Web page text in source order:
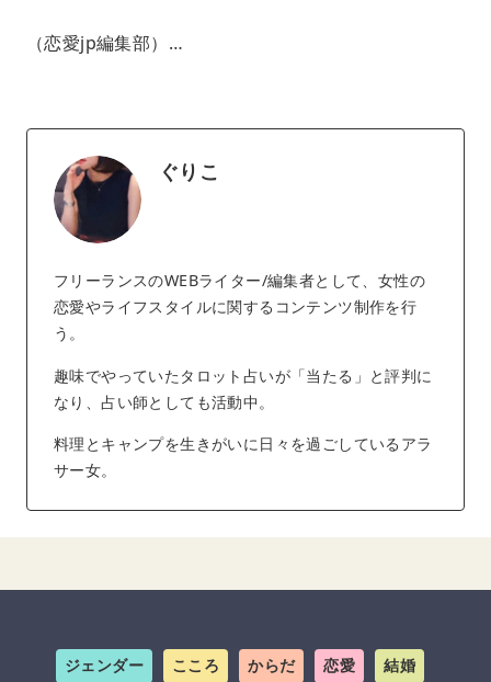
（恋愛jp編集部）…
ぐりこ
フリーランスのWEBライター/編集者として、女性の
恋愛やライフスタイルに関するコンテンツ制作を行
う。
趣味でやっていたタロット占いが「当たる」と評判に
なり、占い師としても活動中。
料理とキャンプを生きがいに日々を過ごしているアラ
サー女。
ジェンダー こころ からだ 恋愛 結婚